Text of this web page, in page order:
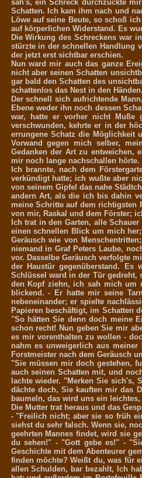
sah's, ein Schreck durchzuckte
Schatten. Ich kam ihm nach und
Löwe auf seine Beute, so schoß
auf körperlichen Widerstand. Es
Die Wirkung des Schreckens war
stürzte in der schnellen Handlung
der jetzt erst sichtbar erschien.
Nun ward mir auch das ganze
nicht aber seinen Schatten
gar bald den Schatten des
schattenlos das Nest in den Händen.
Der schnell sich aufrichtende
Ebene weder ihn noch dessen
war, hatte er vorher nicht Muße
verschwunden, kehrte er in der
errungene Schatz die Möglichkeit
Vorwand gegen mich selber,
Gedanken der Art zu entweichen,
mir noch lange nachschallen
Ich brannte, nach dem
verkündigt hatte; ich wußte aber
von seinem Gipfel das nahe
andern Art, als die ich bis dahin
meine Schritte auf dem richtigsten
von mir, Raskal und dem Förster;
Ich trat in den Garten, alle
einen schnellen Blick um mich
Geräusch wie von
niemand in Graf Peters Laube,
vor. Dasselbe Geräusch verfolgte
der Haustür gegenüberstand.
Schlüssel ward in der Tür gedreht,
den Kopf ziehn, ich sah mich um
blickend. - Er hatte mir seine
nebeneinander; er spielte
Papieren beschäftigt, im Schatten
"So hätten Sie denn doch meine
schon recht! Nun geben Sie mir
es mir vorenthalten zu wollen -
nahm es unweigerlich aus
Forstmeister nach dem Geräusch
"Sie müssen mir doch gestehen,
auch seinen Schatten mit, und
lachte wieder. "Merken Sie
dächte doch, Sie kauften mir das
baumeln, das wird uns ein
Die Mutter trat heraus und das
- "Freilich nicht; aber sie so früh
siehst du sehr falsch. Wenn sie,
geehrten Mannes findet, wird sie
du sehen!" - "Gott gebe es!" -
Geschichte mit dem Abenteurer
finden möchte? Weißt du, was für
allen Schulden, bar bezahlt, Ich